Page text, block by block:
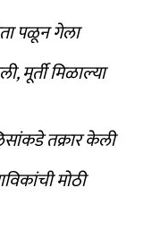
पळून गेला
मूर्ती मिळाल्या
तक्रार केली
मोठी